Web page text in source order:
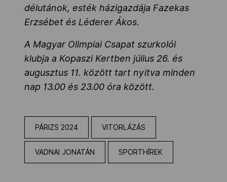
délutánok, esték házigazdája Fazekas
Erzsébet és Léderer Ákos.
A Magyar Olimpiai Csapat szurkolói
klubja a Kopaszi Kertben július 26. és
augusztus 11. között tart nyitva minden
nap 13.00 és 23.00 óra között.
PÁRIZS 2024 VITORLÁZÁS
VADNAI JONATÁN SPORTHÍREK